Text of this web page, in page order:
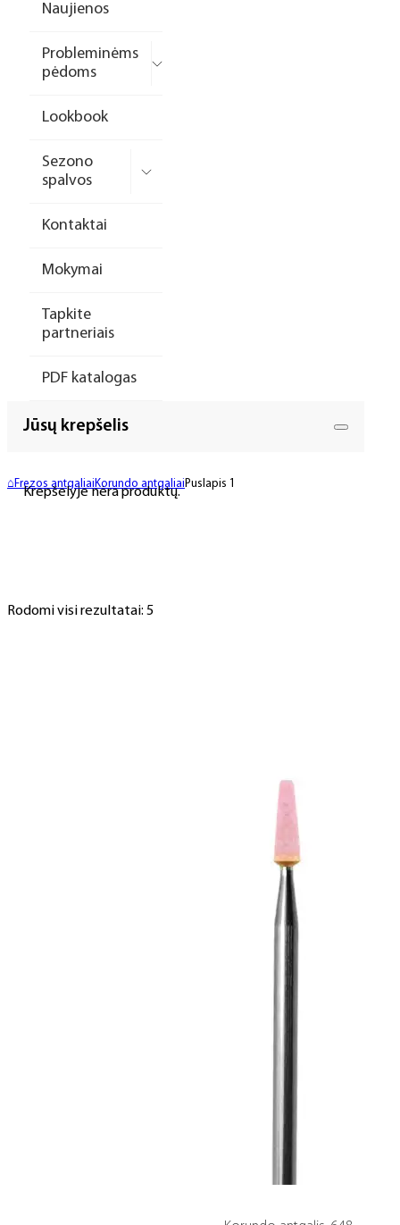
Naujienos
Probleminėms
pėdoms
Lookbook
Sezono
spalvos
Kontaktai
Mokymai
Tapkite
partneriais
PDF katalogas
Jūsų krepšelis
Krepšelyje nėra produktų.
⌂ Frezos antgaliai Korundo antgaliai Puslapis 1
Rodomi visi rezultatai: 5